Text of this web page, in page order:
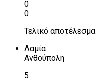
0
0
Τελικό αποτέλεσμα
Λαμία
Ανθούπολη
5